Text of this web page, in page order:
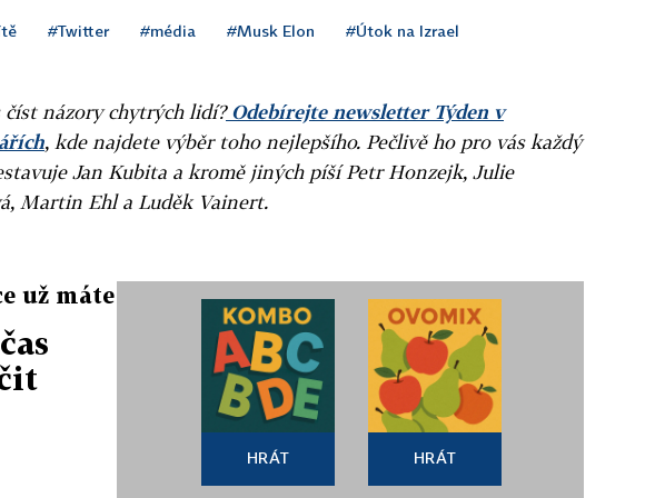
#Twitter #média #Musk Elon #Útok na Izrael
číst názory chytrých lidí?Odebírejte newsletter Týden v
, kde najdete výběr toho nejlepšího. Pečlivě ho pro vás každý
Jan Kubita a kromě jiných píší Petr Honzejk, Julie
Martin Ehl a Luděk Vainert.
už máte
HRÁT HRÁT